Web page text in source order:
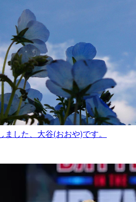
した、大谷(おおや)です。